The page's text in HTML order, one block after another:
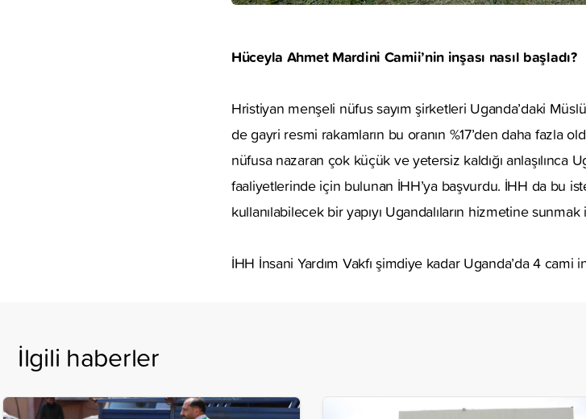
Hüceyla Ahmet Mardini Camii’nin inşası nasıl başladı?
Hristiyan menşeli nüfus sayım şirketleri Uganda’daki
de gayri resmi rakamların bu oranın %17’den daha fazla
nüfusa nazaran çok küçük ve yetersiz kaldığı anlaşılınca
faaliyetlerinde için bulunan İHH’ya başvurdu. İHH da bu
kullanılabilecek bir yapıyı Ugandalıların hizmetine sunmak
İHH İnsani Yardım Vakfı şimdiye kadar Uganda’da 4 cami
İlgili haberler